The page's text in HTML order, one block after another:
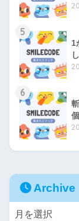
5
1
6
Archive